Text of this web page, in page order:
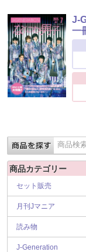
J-
一
商品カテゴリー
セット販売
月刊Jマニア
読み物
J-Generation